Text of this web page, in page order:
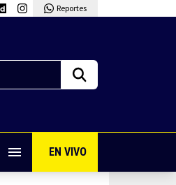
Reportes
SABOR VIVE PUERTO VALLARTA
EN VIVO